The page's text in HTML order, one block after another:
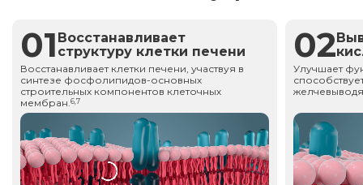
01 Восстанавливает
структуру клетки печени
Восстанавливает клетки печени, участвуя в
синтезе фосфолипидов-основных
строительных компонентов клеточных
мембран.6,7
02
Улучшает